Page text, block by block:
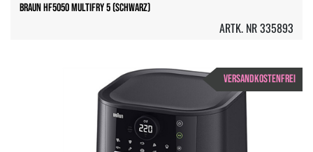
Braun HF5050 MultiFry 5 (Schwarz)
ARTK. NR 335893
VERSANDKOSTENFREI